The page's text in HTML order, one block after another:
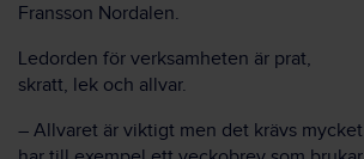
Fransson Nordalen.
Ledorden för verksamheten är prat,
skratt, lek och allvar.
– Allvaret är viktigt men det krävs